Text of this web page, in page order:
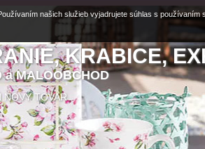
KRABICE,
a MALOOBCHOD
TOVAR
našich služieb vyjadrujete súhlas s používaním